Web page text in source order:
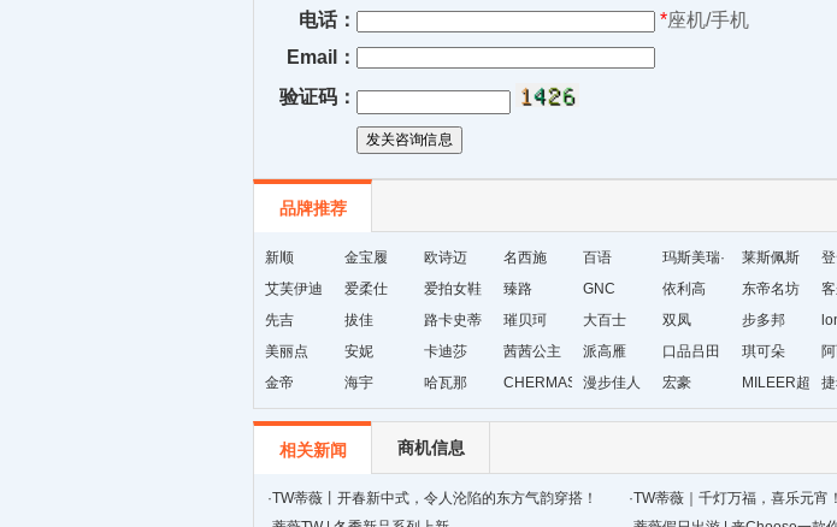
电话：
*座机/手机
Email：
验证码：
品牌推荐
新顺 金宝履 欧诗迈 名西施 百语
玛斯美瑞·
琳
莱斯佩斯
艾芙伊迪
爱柔仕 爱拍女鞋 臻路 GNC 依利高 东帝名坊
先吉
拔佳
路卡史蒂
芙
璀贝珂 大百士 双凤 步多邦
美丽点
安妮 卡迪莎 茜茜公主 派高雁 口品吕田 琪可朵
金帝
海宇 哈瓦那 CHERMAS&KAETH
漫步佳人 宏豪
MILEER超
级店
相关新闻 商机信息
·TW蒂薇丨开春新中式，令人沦陷的东方气韵穿搭！ ·TW蒂薇｜千灯万福，喜乐元宵！